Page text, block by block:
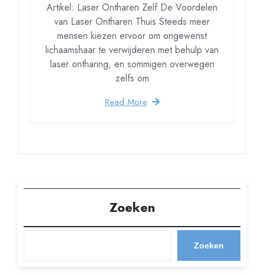
Artikel: Laser Ontharen Zelf De Voordelen
van Laser Ontharen Thuis Steeds meer
mensen kiezen ervoor om ongewenst
lichaamshaar te verwijderen met behulp van
laser ontharing, en sommigen overwegen
zelfs om
Read More
Zoeken
Zoeken